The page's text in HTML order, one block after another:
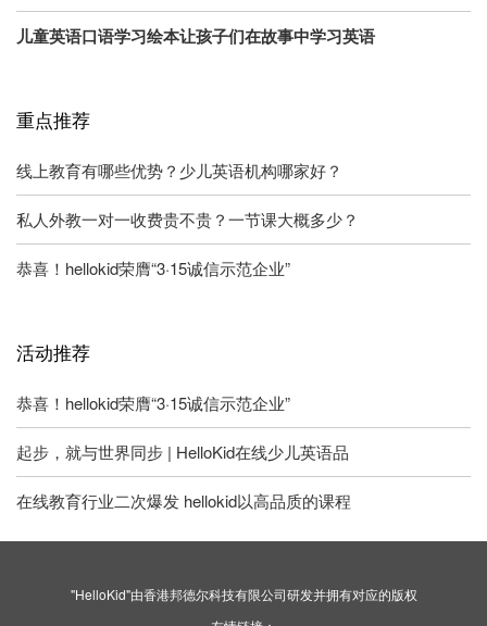
儿童英语口语学习绘本让孩子们在故事中学习英语
重点推荐
线上教育有哪些优势？少儿英语机构哪家好？
私人外教一对一收费贵不贵？一节课大概多少？
恭喜！hellokid荣膺“3·15诚信示范企业”
活动推荐
恭喜！hellokid荣膺“3·15诚信示范企业”
起步，就与世界同步 | HelloKid在线少儿英语品
在线教育行业二次爆发 hellokid以高品质的课程
"HelloKid"由香港邦德尔科技有限公司研发并拥有对应的版权